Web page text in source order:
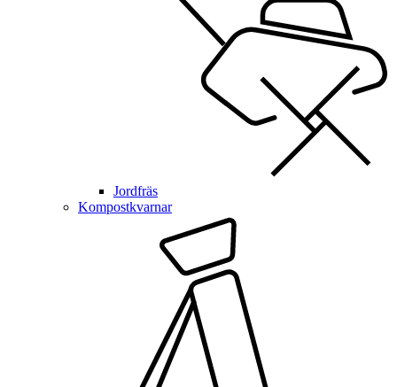
Jordfräs
Kompostkvarnar